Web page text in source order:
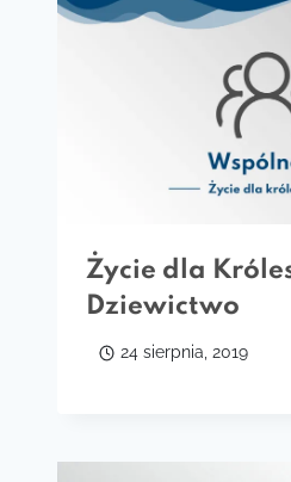
Życie dla
Dziewictwo
24 sierpnia, 2019